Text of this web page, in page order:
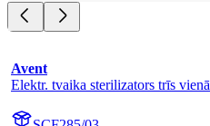
Avent
Elektr. tvaika sterilizators trīs vienā